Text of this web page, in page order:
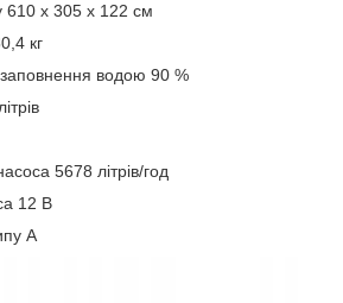
610 x 305 х 122 см
кг
водою 90 %
5678 літрів/год
12 В
А